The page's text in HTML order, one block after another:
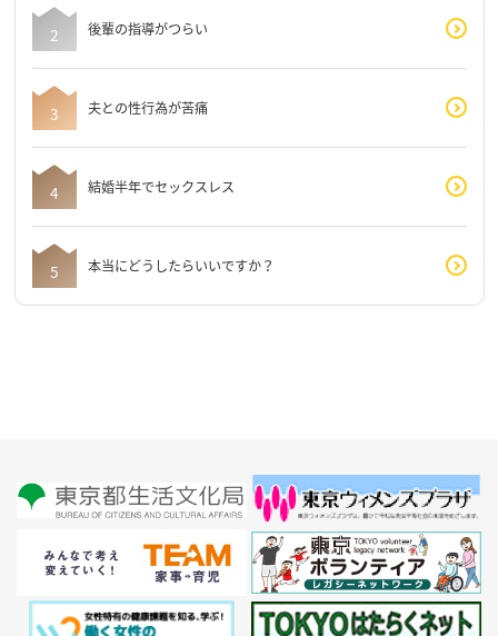
後輩の指導がつらい
夫との性行為が苦痛
結婚半年でセックスレス
本当にどうしたらいいですか？